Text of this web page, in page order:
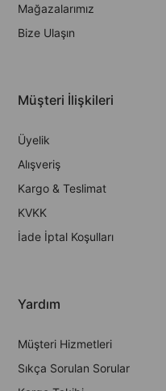
Mağazalarımız
Bize Ulaşın
Müşteri İlişkileri
Üyelik
Alışveriş
Kargo & Teslimat
KVKK
İade İptal Koşulları
Yardım
Müşteri Hizmetleri
Sıkça Sorulan Sorular